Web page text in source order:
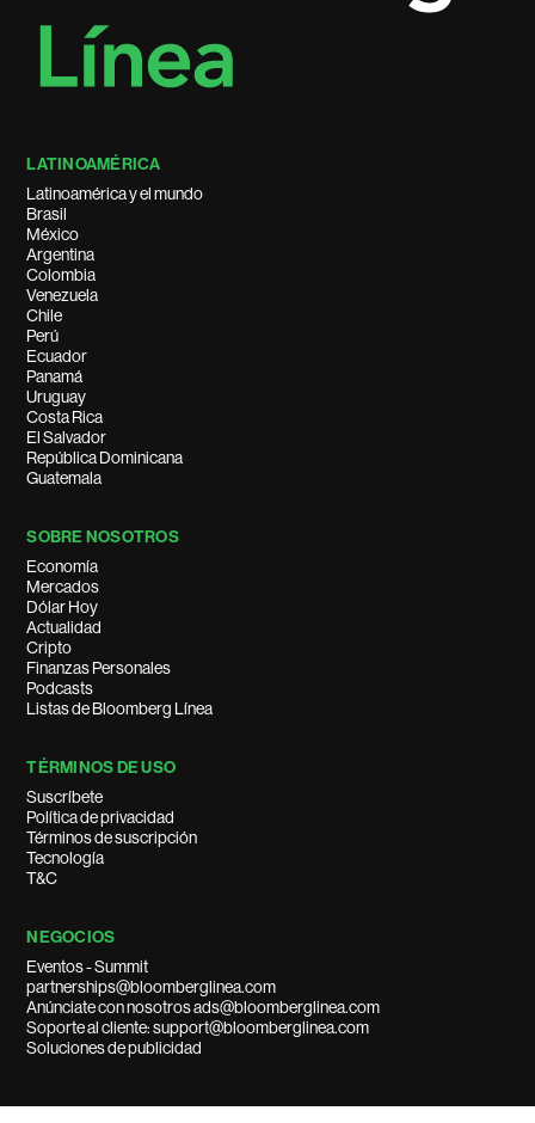
LATINOAMÉRICA
Latinoamérica y el mundo
Brasil
México
Argentina
Colombia
Venezuela
Chile
Perú
Ecuador
Panamá
Uruguay
Costa Rica
El Salvador
República Dominicana
Guatemala
SOBRE NOSOTROS
Economía
Mercados
Dólar Hoy
Actualidad
Cripto
Finanzas Personales
Podcasts
Listas de Bloomberg Línea
TÉRMINOS DE USO
Suscríbete
Política de privacidad
Términos de suscripción
Tecnología
T&C
NEGOCIOS
Eventos - Summit
partnerships@bloomberglinea.com
Anúnciate con nosotros ads@bloomberglinea.com
Soporte al cliente: support@bloomberglinea.com
Soluciones de publicidad